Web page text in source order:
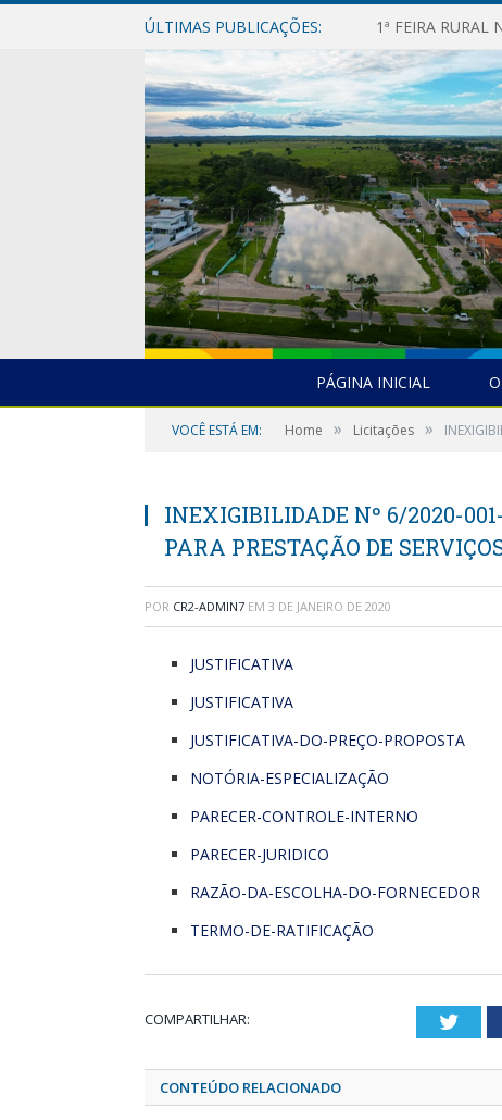
ÚLTIMAS PUBLICAÇÕES: 1ª FEIRA RURAL
PÁGINA INICIAL
VOCÊ ESTÁ EM: Home » Licitações »
INEXIGIBILIDADE Nº 6/2020-
PARA PRESTAÇÃO DE
POR CR2-ADMIN7 EM 3 DE JANEIRO DE 2020
JUSTIFICATIVA
JUSTIFICATIVA
JUSTIFICATIVA-DO-PREÇO-PROPOSTA
NOTÓRIA-ESPECIALIZAÇÃO
PARECER-CONTROLE-INTERNO
PARECER-JURIDICO
RAZÃO-DA-ESCOLHA-DO-FORNECEDOR
TERMO-DE-RATIFICAÇÃO
COMPARTILHAR:
CONTEÚDO RELACIONADO